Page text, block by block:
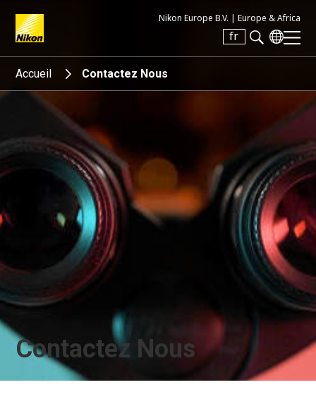
Nikon Europe B.V. | Europe & Africa
fr
Search keyword(s)
Accueil Contactez Nous
Contactez Nous